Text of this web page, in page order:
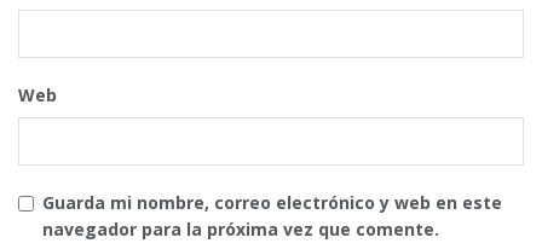
Web
Guarda mi nombre, correo electrónico y web en este
navegador para la próxima vez que comente.